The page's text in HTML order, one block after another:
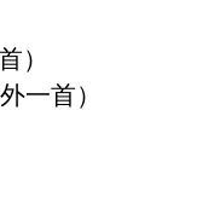
）
一首）